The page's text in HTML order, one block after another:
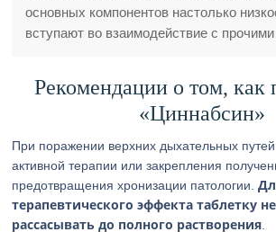
основных компонентов настолько
вступают во взаимодействие с
Рекомендации о том, как
«Циннабсин»
При поражении верхних дыхательных
активной терапии или закрепления
предотвращения хронизации патологии.
терапевтического эффекта таблетку
рассасывать до полного растворения